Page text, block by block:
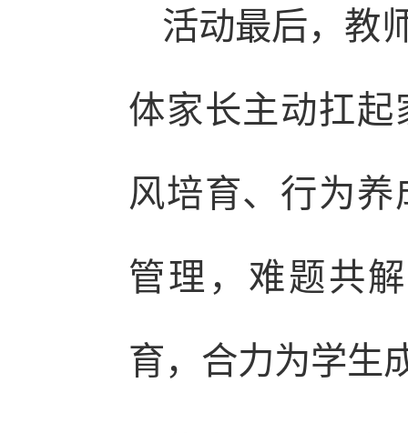
活动最后，教
体家长主动扛
风培育、行为
管理，难题共
育，合力为学生